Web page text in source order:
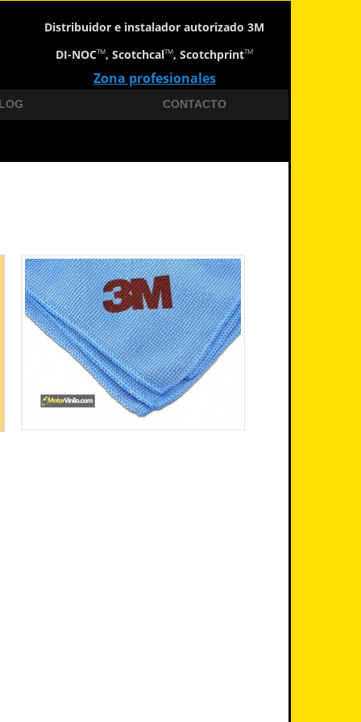
Distribuidor e instalador autorizado 3M
DI-NOCTM, ScotchcalTM, ScotchprintTM
Zona profesionales
CONTACTO